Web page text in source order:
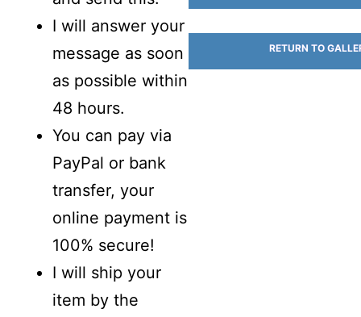
I will answer your
message as soon
as possible within
48 hours.
You can pay via
PayPal or bank
transfer, your
online payment is
100% secure!
I will ship your
item by the
RETURN TO